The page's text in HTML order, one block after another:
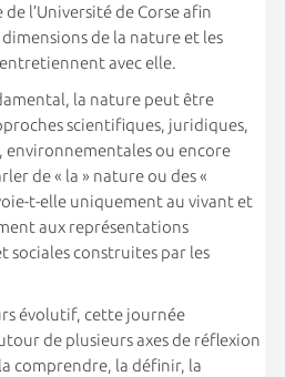
l’Université de Corse afin
de la nature et les
avec elle.
la nature peut être
scientifiques, juridiques,
ou encore
de « la » nature ou des «
t-elle uniquement au vivant et
aux représentations
sociales construites par les
évolutif, cette journée
de plusieurs axes de réflexion
comprendre, la définir, la